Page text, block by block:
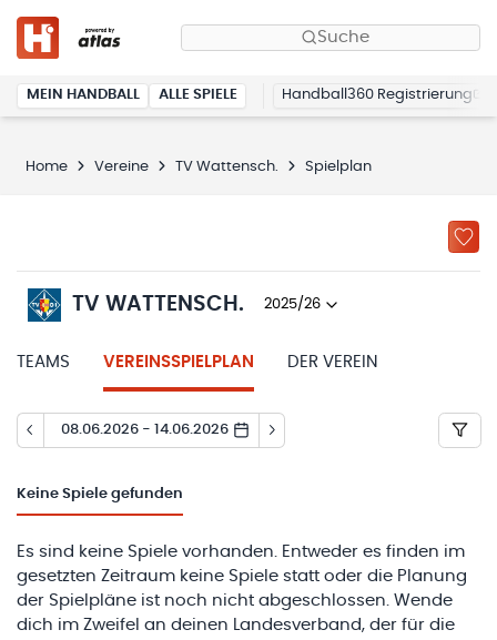
Suche
MEIN HANDBALL ALLE SPIELE Handball360 Registrierung
Home Vereine TV Wattensch. Spielplan
TV WATTENSCH. 2025/26
TEAMS VEREINSSPIELPLAN DER VEREIN
08.06.2026 - 14.06.2026
Keine Spiele gefunden
Es sind keine Spiele vorhanden. Entweder es finden im
gesetzten Zeitraum keine Spiele statt oder die Planung
der Spielpläne ist noch nicht abgeschlossen. Wende
dich im Zweifel an deinen Landesverband, der für die